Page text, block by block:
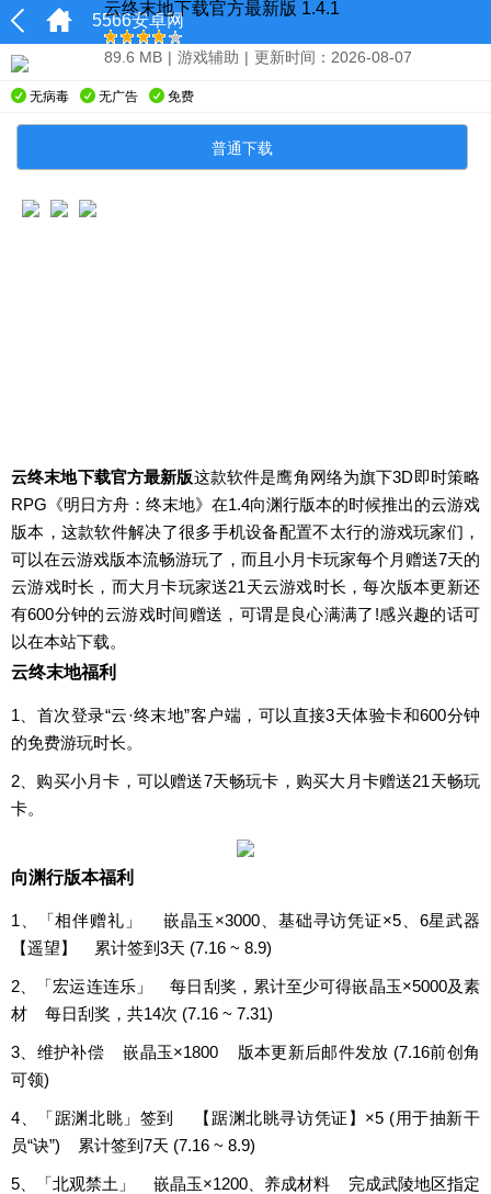
5566安卓网
云终末地下载官方最新版 1.4.1
89.6 MB | 游戏辅助 | 更新时间：2026-08-07
无病毒 无广告 免费
普通下载
云终末地下载官方最新版这款软件是鹰角网络为旗下3D即时策略
RPG《明日方舟：终末地》在1.4向渊行版本的时候推出的云游戏
版本，这款软件解决了很多手机设备配置不太行的游戏玩家们，
可以在云游戏版本流畅游玩了，而且小月卡玩家每个月赠送7天的
云游戏时长，而大月卡玩家送21天云游戏时长，每次版本更新还
有600分钟的云游戏时间赠送，可谓是良心满满了!感兴趣的话可
以在本站下载。
云终末地福利
1、首次登录“云·终末地”客户端，可以直接3天体验卡和600分钟
的免费游玩时长。
2、购买小月卡，可以赠送7天畅玩卡，购买大月卡赠送21天畅玩
卡。
向渊行版本福利
1、「相伴赠礼」 嵌晶玉×3000、基础寻访凭证×5、6星武器
【遥望】 累计签到3天 (7.16 ~ 8.9)
2、「宏运连连乐」 每日刮奖，累计至少可得嵌晶玉×5000及素
材 每日刮奖，共14次 (7.16 ~ 7.31)
3、维护补偿 嵌晶玉×1800 版本更新后邮件发放 (7.16前创角
可领)
4、「踞渊北眺」签到 【踞渊北眺寻访凭证】×5 (用于抽新干
员“诀”) 累计签到7天 (7.16 ~ 8.9)
5、「北观禁土」 嵌晶玉×1200、养成材料 完成武陵地区指定